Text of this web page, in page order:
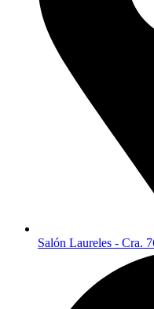
Salón Laureles - Cra.